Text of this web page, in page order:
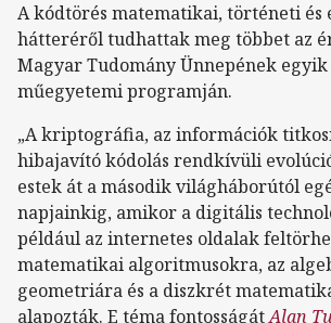
A kódtörés matematikai, történeti és
hátteréről tudhattak meg többet az
Magyar Tudomány Ünnepének egyik
műegyetemi programján.
„A kriptográfia, az információk
hibajavító kódolás rendkívüli
estek át a második világháborútól
napjainkig, amikor a digitális
például az internetes oldalak
matematikai algoritmusokra, az
geometriára és a diszkrét
alapozták. E téma fontosságátAlan